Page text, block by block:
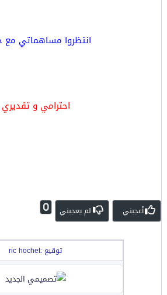
انتظروا مساهماتي
احترامي و تقديري
أعجبني لم يعجبني 0
توقيع :ric hochet